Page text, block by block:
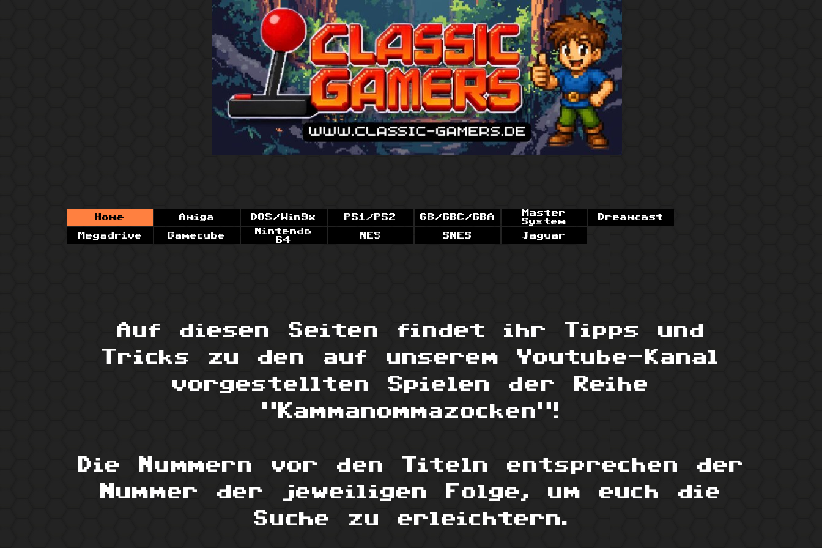
Home Amiga DOS/Win9x PS1/PS2 GB/GBC/GBA
Master
System
Dreamcast
Megadrive Gamecube
Nintendo
64
NES SNES Jaguar
Auf diesen Seiten findet ihr Tipps und
Tricks zu den auf unserem Youtube-Kanal
vorgestellten Spielen der Reihe
"Kammanommazocken"!
Die Nummern vor den Titeln entsprechen der
Nummer der jeweiligen Folge, um euch die
Suche zu erleichtern.